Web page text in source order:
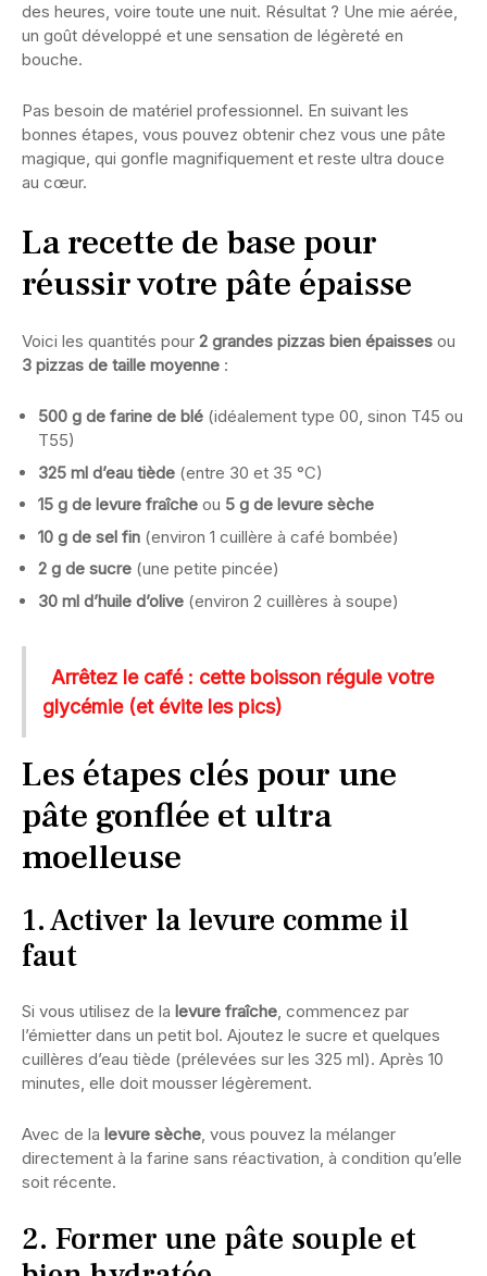
des heures, voire toute une nuit. Résultat ? Une mie aérée,
un goût développé et une sensation de légèreté en
bouche.
Pas besoin de matériel professionnel. En suivant les
bonnes étapes, vous pouvez obtenir chez vous une pâte
magique, qui gonfle magnifiquement et reste ultra douce
au cœur.
La recette de base pour
réussir votre pâte épaisse
Voici les quantités pour 2 grandes pizzas bien épaisses ou
3 pizzas de taille moyenne :
500 g de farine de blé (idéalement type 00, sinon T45 ou
T55)
325 ml d’eau tiède (entre 30 et 35 °C)
15 g de levure fraîche ou 5 g de levure sèche
10 g de sel fin (environ 1 cuillère à café bombée)
2 g de sucre (une petite pincée)
30 ml d’huile d’olive (environ 2 cuillères à soupe)
Arrêtez le café : cette boisson régule votre
glycémie (et évite les pics)
Les étapes clés pour une
pâte gonflée et ultra
moelleuse
1. Activer la levure comme il
faut
Si vous utilisez de la levure fraîche , commencez par
l’émietter dans un petit bol. Ajoutez le sucre et quelques
cuillères d’eau tiède (prélevées sur les 325 ml). Après 10
minutes, elle doit mousser légèrement.
Avec de la levure sèche , vous pouvez la mélanger
directement à la farine sans réactivation, à condition qu’elle
soit récente.
2. Former une pâte souple et